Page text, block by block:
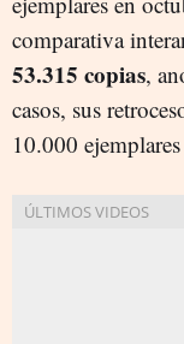
comparativa
53.315 copias,
casos, sus
10.000